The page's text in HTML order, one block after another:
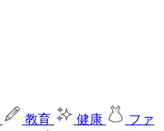
教育 健康
ファ